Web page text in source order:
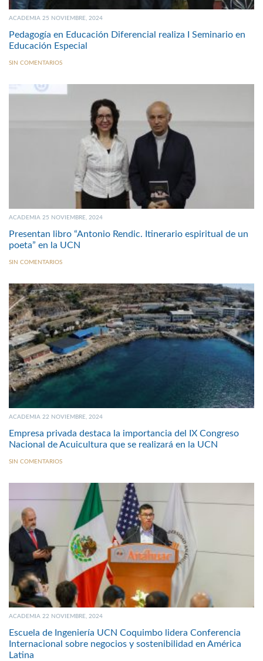
ACADEMIA 25 NOVIEMBRE, 2024
Pedagogía en Educación Diferencial realiza I Seminario en
Educación Especial
SIN COMENTARIOS
ACADEMIA 25 NOVIEMBRE, 2024
Presentan libro “Antonio Rendic. Itinerario espiritual de un
poeta” en la UCN
SIN COMENTARIOS
ACADEMIA 22 NOVIEMBRE, 2024
Empresa privada destaca la importancia del IX Congreso
Nacional de Acuicultura que se realizará en la UCN
SIN COMENTARIOS
ACADEMIA 22 NOVIEMBRE, 2024
Escuela de Ingeniería UCN Coquimbo lidera Conferencia
Internacional sobre negocios y sostenibilidad en América
Latina